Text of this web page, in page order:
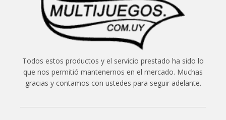
Todos estos productos y el servicio prestado ha sido lo
que nos permitió mantenernos en el mercado. Muchas
gracias y contamos con ustedes para seguir adelante.